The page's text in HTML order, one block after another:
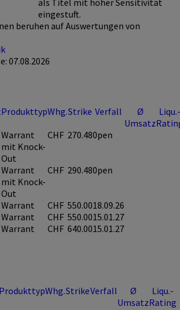
als Titel mit hoher Sensitivität
eingestuft.
beruhen auf Auswertungen von
07.08.2026
ProdukttypWhg.Strike Verfall
Ø
Umsatz
Liqu.-
Warrant
mit Knock-
Out
CHF 270.480pen
Warrant
mit Knock-
Out
CHF 290.480pen
Warrant CHF 550.0018.09.26
Warrant CHF 550.0015.01.27
Warrant CHF 640.0015.01.27
ProdukttypWhg.StrikeVerfall
Ø
Umsatz
Liqu.-
Rating